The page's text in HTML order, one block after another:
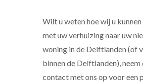
Wilt u weten hoe wij u kunnen
met uw verhuizing naar uw
woning in de Delftlanden (of
binnen de Delftlanden), neem
contact met ons op voor een